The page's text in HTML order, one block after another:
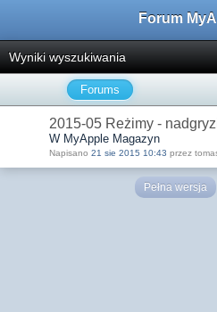
Forum
Wyniki wyszukiwania
Forums
2015-05 Reżimy -
W MyApple Magazyn
Napisano 21 sie 2015 10:43 przez
Pełna wersja